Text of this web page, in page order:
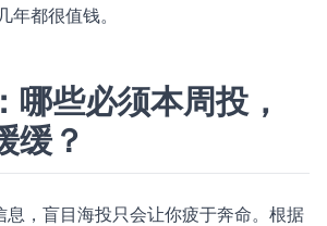
年都很值钱。
哪些必须本周投，
缓？
息，盲目海投只会让你疲于奔命。根据